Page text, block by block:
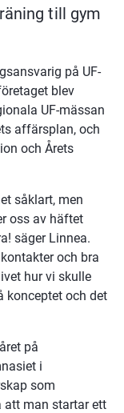
till gym
på UF-
blev
UF-mässan
affärsplan, och
och Årets
såklart, men
oss av häftet
säger Linnea.
och bra
hur vi skulle
konceptet och det
på
i
som
att man startar ett